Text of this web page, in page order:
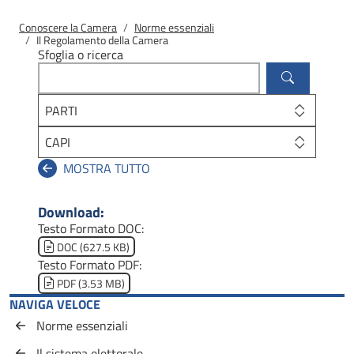
Briciole di pane
Conoscere la Camera Norme essenziali
Il Regolamento della Camera
Sfoglia o ricerca
PARTI
CAPI
Download:
Testo Formato DOC:
Document
DOC (627.5 KB)
Testo Formato PDF:
Document
PDF (3.53 MB)
NAVIGA VELOCE
Norme essenziali